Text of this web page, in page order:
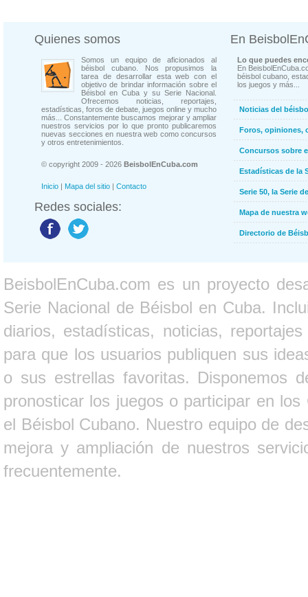
Quienes somos
Somos un equipo de aficionados al
béisbol cubano. Nos propusimos la
tarea de desarrollar esta web con el
objetivo de brindar información sobre el
Béisbol en Cuba y su Serie Nacional.
Ofrecemos noticias, reportajes,
estadísticas, foros de debate, juegos online y mucho
más... Constantemente buscamos mejorar y ampliar
nuestros servicios por lo que pronto publicaremos
nuevas secciones en nuestra web como concursos
y otros entretenimientos.
© copyright 2009 - 2026 BeisbolEnCuba.com
Inicio | Mapa del sitio | Contacto
Redes sociales:
En
Lo que puedes
En
béisbol cubano,
los juegos y más...
Noticias del
Foros, opiniones,
Concursos sobre
Estadísticas de la
Serie 50, la Serie
Mapa de nuestra
Directorio de
BeisbolEnCuba.com es un proyecto
Serie Nacional de Béisbol en Cuba.
diarios, estadísticas, noticias,
para que los usuarios publiquen sus
o sus estrellas favoritas. Disponemos
pronosticar los juegos o participar en
el Béisbol Cubano. Nuestro equipo de
mejora y ampliación de nuestros
frecuentemente.